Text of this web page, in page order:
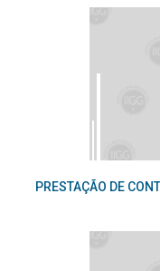
PRESTAÇÃO DE